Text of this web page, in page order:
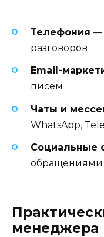
Телефония —
разговоров
Email-
писем
Чаты и
WhatsApp,
Социальные
обращениями
менеджера